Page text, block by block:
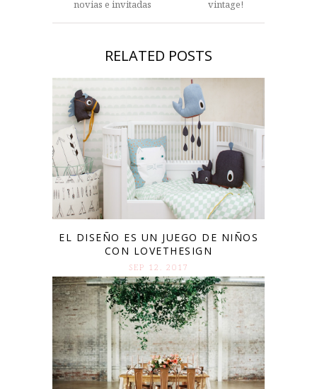
novias e invitadas
vintage!
RELATED POSTS
EL DISEÑO ES UN JUEGO DE NIÑOS
CON LOVETHESIGN
SEP 12. 2017